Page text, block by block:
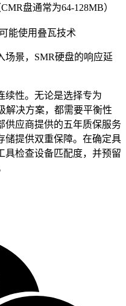
盘通常为64-128MB）
能使用叠瓦技术
场景，SMR硬盘的响应延
续性。无论是选择专为
解决方案，都需要平衡性
供应商提供的五年质保服务
储提供双重保障。在确定具
具检查设备匹配度，并预留